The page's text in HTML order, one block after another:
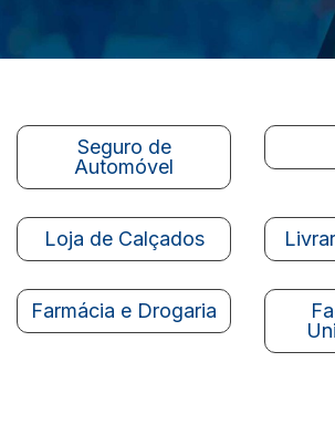
Seguro de
Automóvel
Loja de Calçados
Farmácia e Drogaria